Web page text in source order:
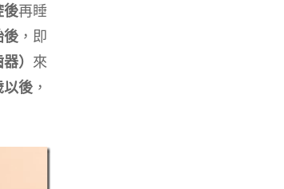
後再睡
後 ，即
） 來
以後 ，